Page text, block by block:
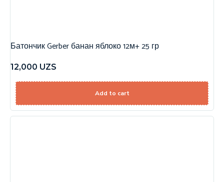
Батончик Gerber банан яблоко 12м+ 25 гр
12,000 UZS
Add to cart